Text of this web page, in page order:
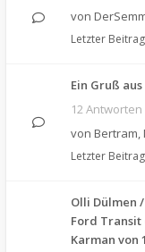
von
Letzter
Ein Gruß
12
von Bertram,
Letzter
Olli Dülmen
Ford Transit
Karman von